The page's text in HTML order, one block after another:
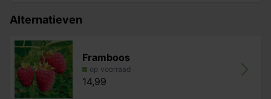
Alternatieven
Framboos
op voorraad
14,99